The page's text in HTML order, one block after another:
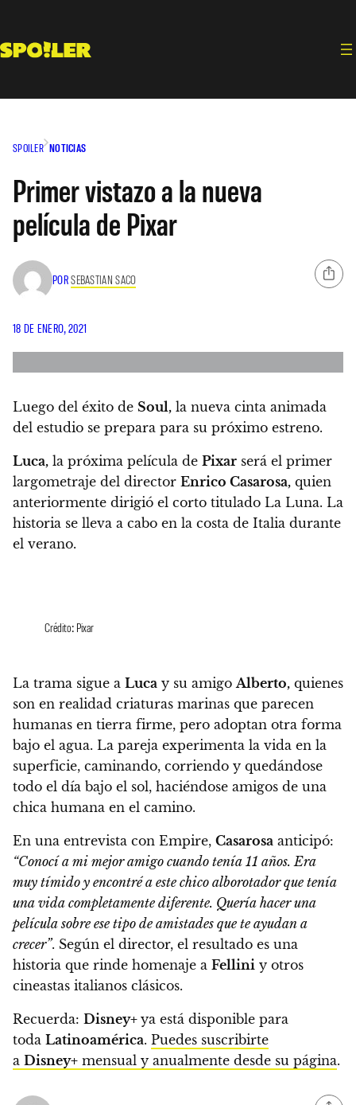
contenido
SPOILER NOTICIAS
Primer vistazo a la nueva
película de Pixar
PORSEBASTIAN SACO
18 DE ENERO, 2021
Luego del éxito de Soul, la nueva cinta animada
del estudio se prepara para su próximo estreno.
Luca, la próxima película de Pixar será el primer
largometraje del director Enrico Casarosa, quien
anteriormente dirigió el corto titulado La Luna. La
historia se lleva a cabo en la costa de Italia durante
el verano.
Crédito: Pixar
La trama sigue a Luca y su amigoAlberto, quienes
son en realidad criaturas marinas que parecen
humanas en tierra firme, pero adoptan otra forma
bajo el agua. La pareja experimenta la vida en la
superficie, caminando, corriendo y quedándose
todo el día bajo el sol, haciéndose amigos de una
chica humana en el camino.
En una entrevista con Empire, Casarosa anticipó:
“Conocí a mi mejor amigo cuando tenía 11 años. Era
muy tímido y encontré a este chico alborotador que tenía
una vida completamente diferente. Quería hacer una
película sobre ese tipo de amistades que te ayudan a
crecer”. Según el director, el resultado es una
historia que rinde homenaje a Fellini y otros
cineastas italianos clásicos.
Recuerda: Disney+ ya está disponible para
toda Latinoamérica. Puedes suscribirte
a Disney+ mensual y anualmente desde su página.